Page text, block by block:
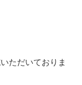
ただいておりま